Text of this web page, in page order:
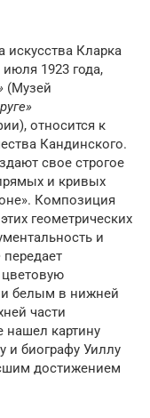
Кларка
июля 1923 года,
(Музей
относится к
Кандинского.
свое строгое
и кривых
Композиция
геометрических
и
передает
цветовую
белым в нижней
части
картину
и биографу Уиллу
достижением